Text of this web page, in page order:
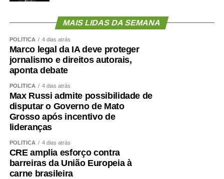
o IMC isolado não mostra.
O treinamento de força deve ocupar posição central.
Caminhar é importante, mas pode não ser suficiente para
preservar ou recuperar massa muscular. Exercícios
resistidos, progressivos e individualizados são
fundamentais.
A alimentação também precisa garantir quantidade
adequada de proteínas e energia, distribuídas ao longo
do dia e ajustadas à idade, função renal, rotina e
condição clínica.
Além disso, é essencial tratar fatores que aceleram a
MAIS LIDAS DA SEMANA
POLÍTICA 4 dias atrás
Marco legal da IA deve proteger
jornalismo e direitos autorais,
aponta debate
POLÍTICA 4 dias atrás
Max Russi admite possibilidade de
disputar o Governo de Mato
Grosso após incentivo de
lideranças
POLÍTICA 4 dias atrás
CRE amplia esforço contra
barreiras da União Europeia à
carne brasileira